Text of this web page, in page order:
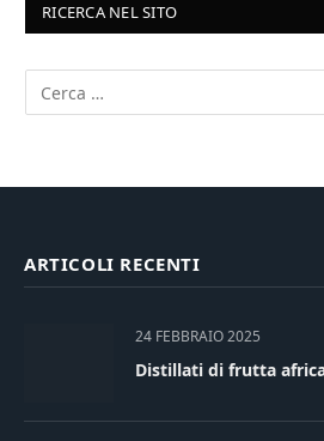
RICERCA NEL SITO
ARTICOLI RECENTI
24 FEBBRAIO 2025
Distillati di frutta